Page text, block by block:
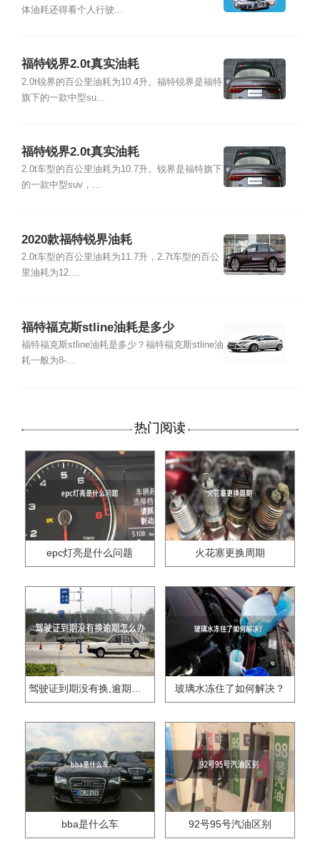
体油耗还得看个人行驶...
福特锐界2.0t真实油耗
2.0t锐界的百公里油耗为10.4升。福特锐界是福特
旗下的一款中型su...
福特锐界2.0t真实油耗
2.0t车型的百公里油耗为10.7升。锐界是福特旗下
的一款中型suv，...
2020款福特锐界油耗
2.0t车型的百公里油耗为11.7升，2.7t车型的百公
里油耗为12....
福特福克斯stline油耗是多少
福特福克斯stline油耗是多少？福特福克斯stline油
耗一般为8-...
热门阅读
epc灯亮是什么问题 火花塞更换周期
驾驶证到期没有换,逾期怎么办?? 玻璃水冻住了如何解决？
bba是什么车 92号95号汽油区别